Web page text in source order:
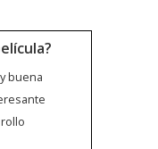
buena